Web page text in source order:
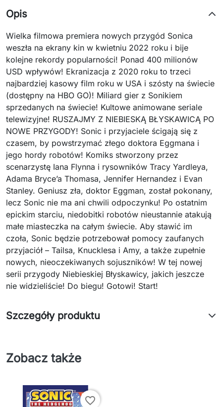
Opis
Wielka filmowa premiera nowych przygód Sonica
weszła na ekrany kin w kwietniu 2022 roku i bije
kolejne rekordy popularności! Ponad 400 milionów
USD wpływów! Ekranizacja z 2020 roku to trzeci
najbardziej kasowy film roku w USA i szósty na świecie
(dostępny na HBO GO)! Miliard gier z Sonikiem
sprzedanych na świecie! Kultowe animowane seriale
telewizyjne! RUSZAJMY Z NIEBIESKĄ BŁYSKAWICĄ PO
NOWE PRZYGODY! Sonic i przyjaciele ścigają się z
czasem, by powstrzymać złego doktora Eggmana i
jego hordy robotów! Komiks stworzony przez
scenarzystę Iana Flynna i rysowników Tracy Yardleya,
Adama Bryce’a Thomasa, Jennifer Hernandez i Evan
Stanley. Geniusz zła, doktor Eggman, został pokonany,
lecz Sonic nie ma ani chwili odpoczynku! Po ostatnim
epickim starciu, niedobitki robotów nieustannie atakują
małe miasteczka na całym świecie. Aby stawić im
czoła, Sonic będzie potrzebował pomocy zaufanych
przyjaciół – Tailsa, Knucklesa i Amy, a także zupełnie
nowych, nieoczekiwanych sojuszników! W tej nowej
serii przygody Niebieskiej Błyskawicy, jakich jeszcze
nie widzieliście! Do biegu! Gotowi! Start!
Szczegóły produktu
Zobacz także
favorite_border